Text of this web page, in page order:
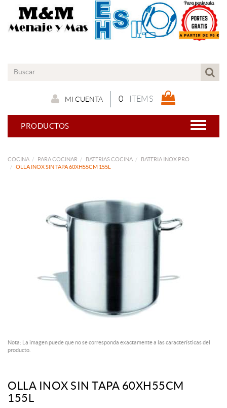
0 ITEMS
MI CUENTA
PRODUCTOS
COCINA PARA COCINAR BATERIAS COCINA
BATERIA INOX PRO
OLLA INOX SIN TAPA 60XH55CM 155L
Nota: La imagen puede que no se corresponda exactamente a las características del
producto.
OLLA INOX SIN TAPA 60XH55CM
155L